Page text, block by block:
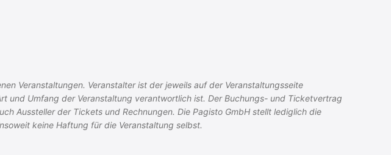
Veranstaltungen. Veranstalter ist der jeweils auf der Veranstaltungsseite
und Umfang der Veranstaltung verantwortlich ist. Der Buchungs- und Ticketvertrag
Aussteller der Tickets und Rechnungen. Die Pagisto GmbH stellt lediglich die
keine Haftung für die Veranstaltung selbst.